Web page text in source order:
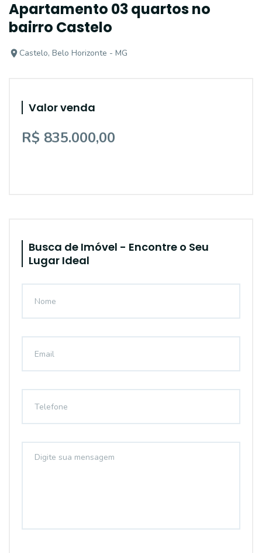
Apartamento 03 quartos no
bairro Castelo
Castelo, Belo Horizonte - MG
Valor venda
R$ 835.000,00
Busca de Imóvel - Encontre o Seu
Lugar Ideal